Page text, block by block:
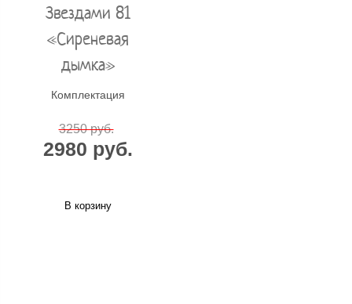
Звездами 81
«Сиреневая
дымка»
Комплектация
3250 руб.
2980 руб.
В корзину